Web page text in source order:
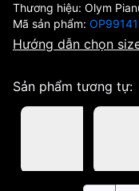
Thương hiệu: Olym
Mã sản phẩm:
Hướng dẫn chọn
Sản phẩm tương tự: